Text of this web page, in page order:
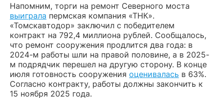
Напомним, торги на ремонт Северного моста
выиграла пермская компания «ТНК».
«Томскавтодор» заключил с победителем
контракт на 792,4 миллиона рублей. Сообщалось,
что ремонт сооружения продлится два года: в
2024-м работы шли на правой половине, а в 2025-
м подрядчик перешел на другую сторону. В конце
июля готовность сооружения оценивалась в 63%.
Согласно контракту, работы должны закончить к
15 ноября 2025 года.